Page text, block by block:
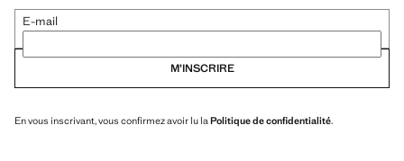
E-mail
M’INSCRIRE
En vous inscrivant, vous confirmez avoir lu la Politique de confidentialité.